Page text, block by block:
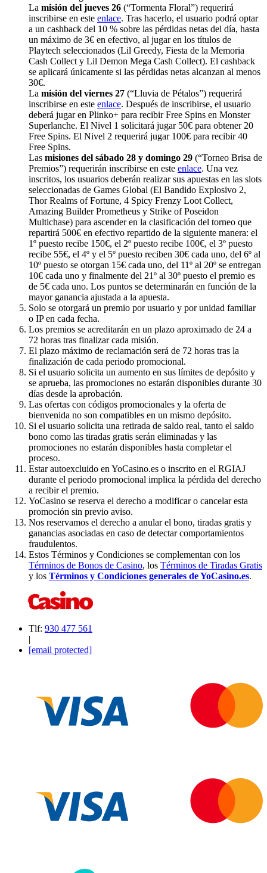
La misión del jueves 26 (“Tormenta Floral”) requerirá
inscribirse en este enlace. Tras hacerlo, el usuario podrá optar
a un cashback del 10 % sobre las pérdidas netas del día, hasta
un máximo de 3€ en efectivo, al jugar en los títulos de
Playtech seleccionados (Lil Greedy, Fiesta de la Memoria
Cash Collect y Lil Demon Mega Cash Collect). El cashback
se aplicará únicamente si las pérdidas netas alcanzan al menos
30€.
La misión del viernes 27 (“Lluvia de Pétalos”) requerirá
inscribirse en este enlace. Después de inscribirse, el usuario
deberá jugar en Plinko+ para recibir Free Spins en Monster
Superlanche. El Nivel 1 solicitará jugar 50€ para obtener 20
Free Spins. El Nivel 2 requerirá jugar 100€ para recibir 40
Free Spins.
Las misiones del sábado 28 y domingo 29 (“Torneo Brisa de
Premios”) requerirán inscribirse en este enlace. Una vez
inscritos, los usuarios deberán realizar sus apuestas en las slots
seleccionadas de Games Global (El Bandido Explosivo 2,
Thor Realms of Fortune, 4 Spicy Frenzy Loot Collect,
Amazing Builder Prometheus y Strike of Poseidon
Multichase) para ascender en la clasificación del torneo que
repartirá 500€ en efectivo repartido de la siguiente manera: el
1º puesto recibe 150€, el 2º puesto recibe 100€, el 3º puesto
recibe 55€, el 4º y el 5º puesto reciben 30€ cada uno, del 6º al
10º puesto se otorgan 15€ cada uno, del 11º al 20º se entregan
10€ cada uno y finalmente del 21º al 30º puesto el premio es
de 5€ cada uno. Los puntos se determinarán en función de la
mayor ganancia ajustada a la apuesta.
Solo se otorgará un premio por usuario y por unidad familiar
o IP en cada fecha.
Los premios se acreditarán en un plazo aproximado de 24 a
72 horas tras finalizar cada misión.
El plazo máximo de reclamación será de 72 horas tras la
finalización de cada periodo promocional.
Si el usuario solicita un aumento en sus límites de depósito y
se aprueba, las promociones no estarán disponibles durante 30
días desde la aprobación.
Las ofertas con códigos promocionales y la oferta de
bienvenida no son compatibles en un mismo depósito.
Si el usuario solicita una retirada de saldo real, tanto el saldo
bono como las tiradas gratis serán eliminadas y las
promociones no estarán disponibles hasta completar el
proceso.
Estar autoexcluido en YoCasino.es o inscrito en el RGIAJ
durante el periodo promocional implica la pérdida del derecho
a recibir el premio.
YoCasino se reserva el derecho a modificar o cancelar esta
promoción sin previo aviso.
Nos reservamos el derecho a anular el bono, tiradas gratis y
ganancias asociadas en caso de detectar comportamientos
fraudulentos.
Estos Términos y Condiciones se complementan con los
Términos de Bonos de Casino, los Términos de Tiradas Gratis
y los Términos y Condiciones generales de YoCasino.es.
Tlf: 930 477 561
|
[email protected]